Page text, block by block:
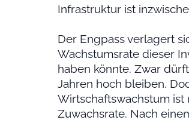
Infrastruktur ist
Der Engpass verlagert
Wachstumsrate dieser
haben könnte. Zwar
Jahren hoch bleiben.
Wirtschaftswachstum
Zuwachsrate. Nach